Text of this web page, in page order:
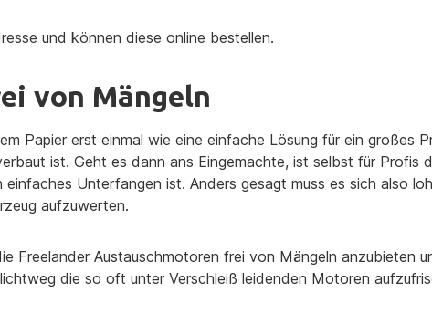
und können diese online bestellen.
von Mängeln
Papier erst einmal wie eine einfache Lösung für ein großes
ist. Geht es dann ans Eingemachte, ist selbst für
Unterfangen ist. Anders gesagt muss es sich also
aufzuwerten.
Freelander Austauschmotoren frei von Mängeln anzubieten
die so oft unter Verschleiß leidenden Motoren